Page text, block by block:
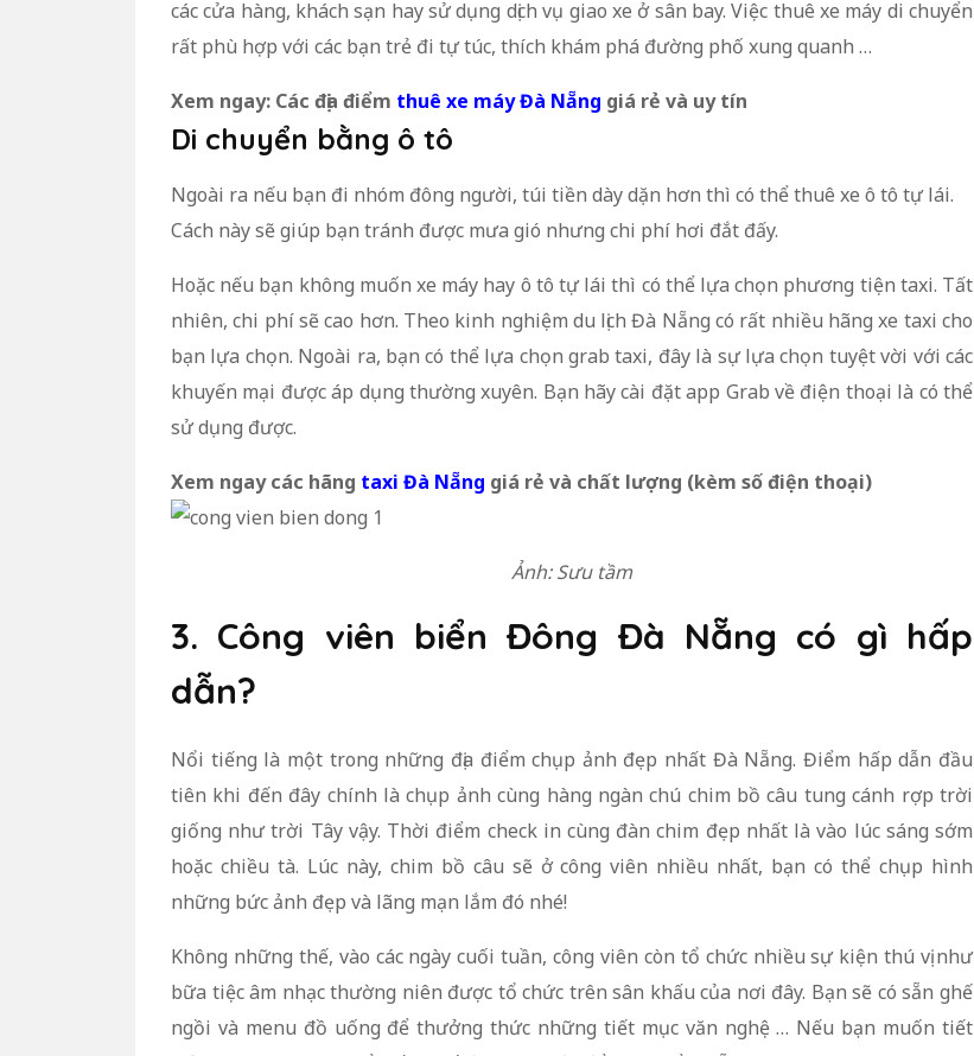
các cửa hàng, khách sạn hay sử dụng dịch vụ giao xe ở sân bay. Việc thuê xe máy di chuyển
rất phù hợp với các bạn trẻ đi tự túc, thích khám phá đường phố xung quanh …
Xem ngay: Các địa điểm thuê xe máy Đà Nẵng giá rẻ và uy tín
Di chuyển bằng ô tô
Ngoài ra nếu bạn đi nhóm đông người, túi tiền dày dặn hơn thì có thể thuê xe ô tô tự lái.
Cách này sẽ giúp bạn tránh được mưa gió nhưng chi phí hơi đắt đấy.
Hoặc nếu bạn không muốn xe máy hay ô tô tự lái thì có thể lựa chọn phương tiện taxi. Tất
nhiên, chi phí sẽ cao hơn. Theo kinh nghiệm du lịch Đà Nẵng có rất nhiều hãng xe taxi cho
bạn lựa chọn. Ngoài ra, bạn có thể lựa chọn grab taxi, đây là sự lựa chọn tuyệt vời với các
khuyến mại được áp dụng thường xuyên. Bạn hãy cài đặt app Grab về điện thoại là có thể
sử dụng được.
Xem ngay các hãng taxi Đà Nẵng giá rẻ và chất lượng (kèm số điện thoại)
Ảnh: Sưu tầm
3. Công viên biển Đông Đà Nẵng có gì hấp
dẫn?
Nổi tiếng là một trong những địa điểm chụp ảnh đẹp nhất Đà Nẵng. Điểm hấp dẫn đầu
tiên khi đến đây chính là chụp ảnh cùng hàng ngàn chú chim bồ câu tung cánh rợp trời
giống như trời Tây vậy. Thời điểm check in cùng đàn chim đẹp nhất là vào lúc sáng sớm
hoặc chiều tà. Lúc này, chim bồ câu sẽ ở công viên nhiều nhất, bạn có thể chụp hình
những bức ảnh đẹp và lãng mạn lắm đó nhé!
Không những thế, vào các ngày cuối tuần, công viên còn tổ chức nhiều sự kiện thú vị như
bữa tiệc âm nhạc thường niên được tổ chức trên sân khấu của nơi đây. Bạn sẽ có sẵn ghế
ngồi và menu đồ uống để thưởng thức những tiết mục văn nghệ … Nếu bạn muốn tiết